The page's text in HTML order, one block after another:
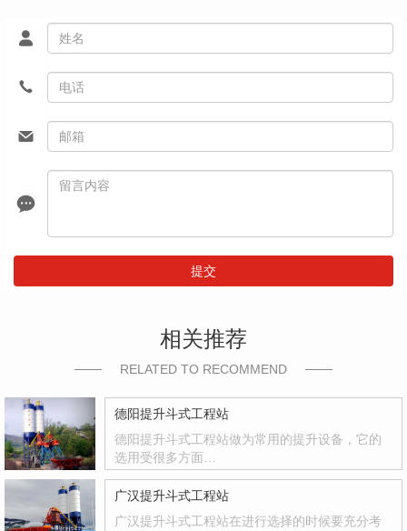
提交
相关推荐
RELATED TO RECOMMEND
德阳提升斗式工程站
德阳提升斗式工程站做为常用的提升设备，它的
选用受很多方面…
广汉提升斗式工程站
广汉提升斗式工程站在进行选择的时候要充分考